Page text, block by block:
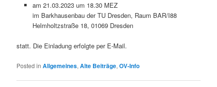
am 21.03.2023 um 18.30 MEZ
im Barkhausenbau der TU Dresden, Raum BAR/I88
Helmholtzstraße 18, 01069 Dresden
statt. Die Einladung erfolgte per E-Mail.
Posted in Allgemeines,Alte Beiträge,OV-Info